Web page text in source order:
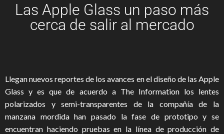
Las Apple Glass un paso más
cerca de salir al mercado
Llegan nuevos reportes de los avances en el diseño de las Apple
Glass y es que de acuerdo a The Informationlos lentes
polarizados y semi-transparentes de la compañía de la
manzana mordida han pasado la fase de prototipo y se
encuentran haciendo pruebas en la línea de producción de